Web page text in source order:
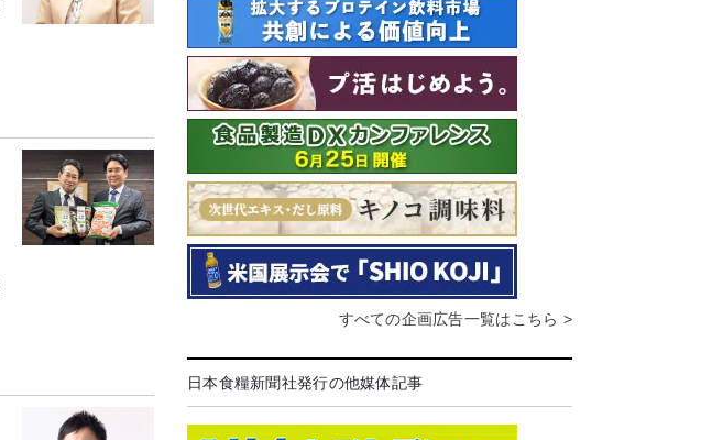
すべての企画広告一覧はこちら >
日本食糧新聞社発行の他媒体記事